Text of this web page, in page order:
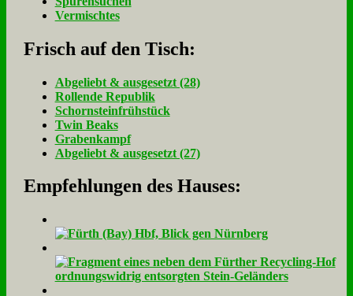
Vermischtes
Frisch auf den Tisch:
Ab­ge­liebt & aus­ge­setzt (28)
Rol­len­de Re­pu­blik
Schorn­stein­früh­stück
Twin Beaks
Gra­ben­kampf
Ab­ge­liebt & aus­ge­setzt (27)
Empfehlungen des Hauses: